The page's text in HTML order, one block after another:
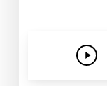
Play